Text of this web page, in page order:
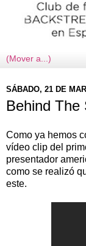
SÁBADO, 21 DE
Behind The
Como ya hemos
vídeo clip del
presentador
como se realizó
este.